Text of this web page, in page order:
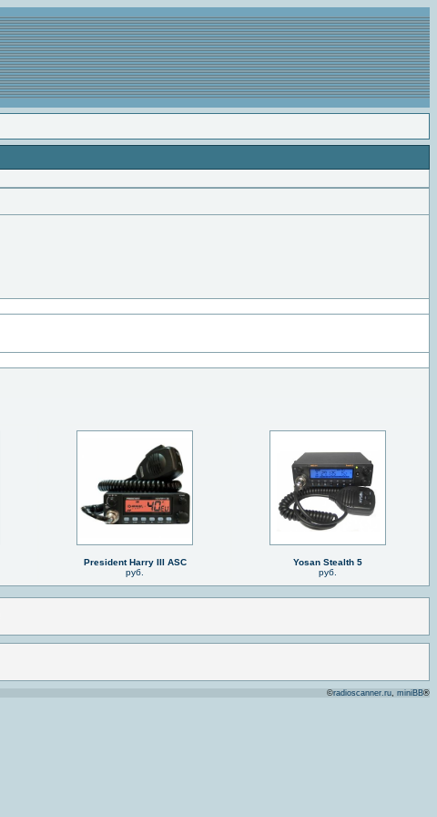
President Harry III ASC
руб.
Yosan Stealth 5
руб.
©radioscanner.ru, miniBB®